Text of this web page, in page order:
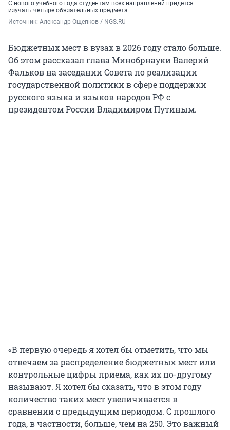
С нового учебного года студентам всех направлений придется
изучать четыре обязательных предмета
Источник: Александр Ощепков / NGS.RU
Бюджетных мест в вузах в 2026 году стало больше.
Об этом рассказал глава Минобрнауки Валерий
Фальков на заседании Совета по реализации
государственной политики в сфере поддержки
русского языка и языков народов РФ с
президентом России Владимиром Путиным.
«В первую очередь я хотел бы отметить, что мы
отвечаем за распределение бюджетных мест или
контрольные цифры приема, как их по-другому
называют. Я хотел бы сказать, что в этом году
количество таких мест увеличивается в
сравнении с предыдущим периодом. С прошлого
года, в частности, больше, чем на 250. Это важный